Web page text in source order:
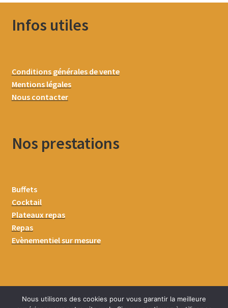
Infos utiles
Conditions générales de vente
Mentions légales
Nous contacter
Nos prestations
Buffets
Cocktail
Plateaux repas
Repas
Evènementiel sur mesure
Nous utilisons des cookies pour vous garantir la meilleure